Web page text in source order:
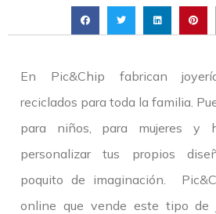
En Pic&Chip fabrican
reciclados para toda la familia.
para niños, para mujeres y
personalizar tus propios
poquito de imaginación.
online que vende este tipo de